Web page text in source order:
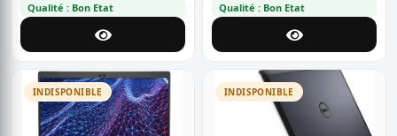
Qualité : Bon Etat Qualité : Bon Etat
INDISPONIBLE INDISPONIBLE